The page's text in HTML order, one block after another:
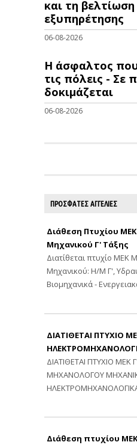
και τη βελτίωση
εξυπηρέτησης
06-08-2026
Η άσφαλτος
τις πόλεις - Σε
δοκιμάζεται
06-08-2026
ΠΡΟΣΦΑΤΕΣ ΑΓΓΕΛΙΕΣ
Διάθεση Πτυχίου
Μηχανικού Γ' Τάξης
Διατίθεται πτυχίο ΜΕΚ
Μηχανικού: Η/Μ Γ',
Βιομηχανικά -
ΔΙΑΤΙΘΕΤΑΙ ΠΤΥΧΙΟ
ΔΙΑΤΙΘΕΤΑΙ ΠΤΥΧΙΟ ΜΕΚ
ΜΗΧΑΝΟΛΟΓΟΥ
Διάθεση πτυχίου